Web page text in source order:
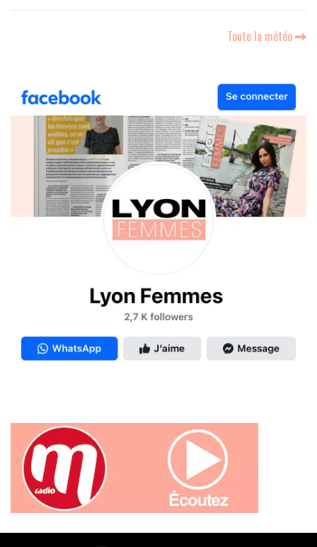
Toute la météo